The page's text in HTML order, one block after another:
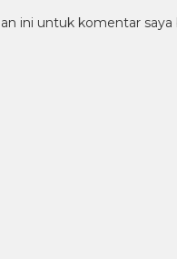
ini untuk komentar saya